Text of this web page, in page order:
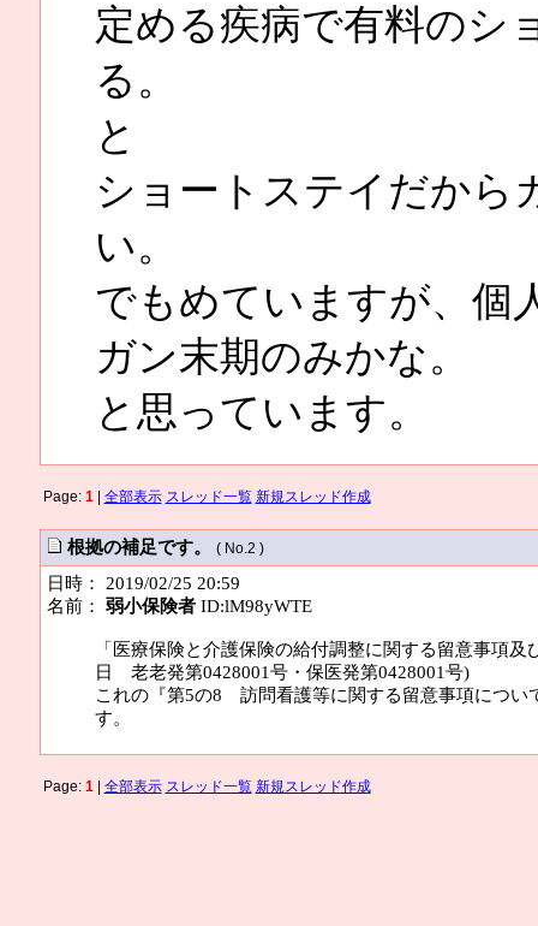
定める疾病で有料のシ
る。
と
ショートステイだから
い。
でもめていますが、個
ガン末期のみかな。
と思っています。
Page: 1| 全部表示 スレッド一覧 新規スレッド作成
根拠の補足です。 ( No.2 )
日時： 2019/02/25 20:59
名前： 弱小保険者ID:lM98yWTE
「医療保険と介護保険の給付調整に関する留意事項
日 老老発第0428001号・保医発第0428001号)
これの『第5の8 訪問看護等に関する留意事項につい
す。
Page: 1| 全部表示 スレッド一覧 新規スレッド作成